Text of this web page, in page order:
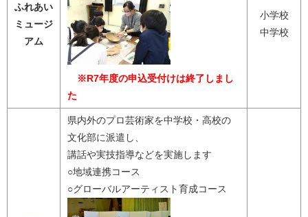
ふれあい
ミュージ
アム
※R7年度の申込受付けは終了しまし
た
小学校
中学校
県内外のプロ芸術家を中学校・高校の
文化部に派遣し、
講話や実技指導などを実施します
○地域連携コース
○グローバルアーティスト育成コース